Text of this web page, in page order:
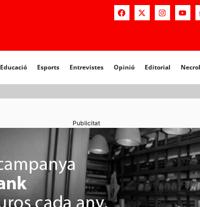
Educació Esports Entrevistes Opinió Editorial
Opinió Editorial
Publicitat